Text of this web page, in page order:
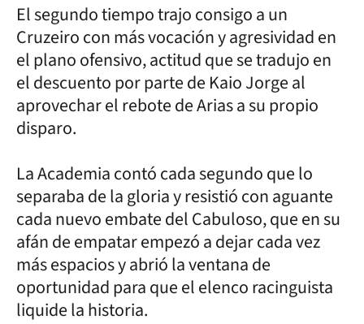
El segundo tiempo trajo consigo a un
Cruzeiro con más vocación y agresividad en
el plano ofensivo, actitud que se tradujo en
el descuento por parte de Kaio Jorge al
aprovechar el rebote de Arias a su propio
disparo.
La Academia contó cada segundo que lo
separaba de la gloria y resistió con aguante
cada nuevo embate del Cabuloso, que en su
afán de empatar empezó a dejar cada vez
más espacios y abrió la ventana de
oportunidad para que el elenco racinguista
liquide la historia.